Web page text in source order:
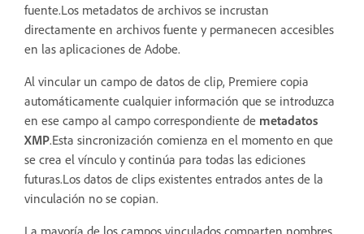
fuente.Los metadatos de archivos se incrustan
directamente en archivos fuente y permanecen accesibles
en las aplicaciones de Adobe.
Al vincular un campo de datos de clip, Premiere copia
automáticamente cualquier información que se introduzca
en ese campo al campo correspondiente de metadatos
XMP.Esta sincronización comienza en el momento en que
se crea el vínculo y continúa para todas las ediciones
futuras.Los datos de clips existentes entrados antes de la
vinculación no se copian.
La mayoría de los campos vinculados comparten nombres